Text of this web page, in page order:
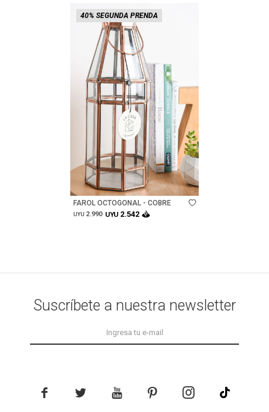
40% SEGUNDA PRENDA
Talle
FAROL OCTOGONAL - COBRE
UYU 2.990 UYU 2.542
Suscríbete a nuestra newsletter
    